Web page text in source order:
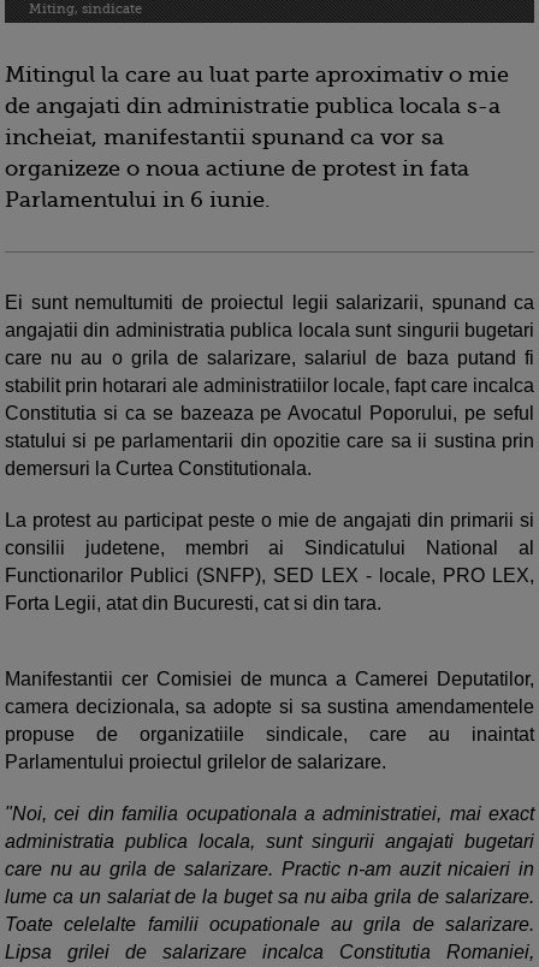
Miting, sindicate
Mitingul la care au luat parte aproximativ o mie
de angajati din administratie publica locala s-a
incheiat, manifestantii spunand ca vor sa
organizeze o noua actiune de protest in fata
Parlamentului in 6 iunie.
Ei sunt nemultumiti de proiectul legii salarizarii, spunand ca
angajatii din administratia publica locala sunt singurii bugetari
care nu au o grila de salarizare, salariul de baza putand fi
stabilit prin hotarari ale administratiilor locale, fapt care incalca
Constitutia si ca se bazeaza pe Avocatul Poporului, pe seful
statului si pe parlamentarii din opozitie care sa ii sustina prin
demersuri la Curtea Constitutionala.
La protest au participat peste o mie de angajati din primarii si
consilii judetene, membri ai Sindicatului National al
Functionarilor Publici (SNFP), SED LEX - locale, PRO LEX,
Forta Legii, atat din Bucuresti, cat si din tara.
Manifestantii cer Comisiei de munca a Camerei Deputatilor,
camera decizionala, sa adopte si sa sustina amendamentele
propuse de organizatiile sindicale, care au inaintat
Parlamentului proiectul grilelor de salarizare.
"Noi, cei din familia ocupationala a administratiei, mai exact
administratia publica locala, sunt singurii angajati bugetari
care nu au grila de salarizare. Practic n-am auzit nicaieri in
lume ca un salariat de la buget sa nu aiba grila de salarizare.
Toate celelalte familii ocupationale au grila de salarizare.
Lipsa grilei de salarizare incalca Constitutia Romaniei,